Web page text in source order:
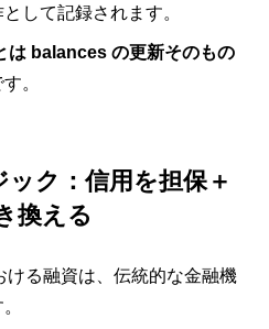
して記録されます。
は balances の更新そのもの
。
ク：信用を担保＋
換える
ける融資は、伝統的な金融機